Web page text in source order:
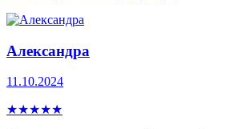
Александра
11.10.2024
★★★★★